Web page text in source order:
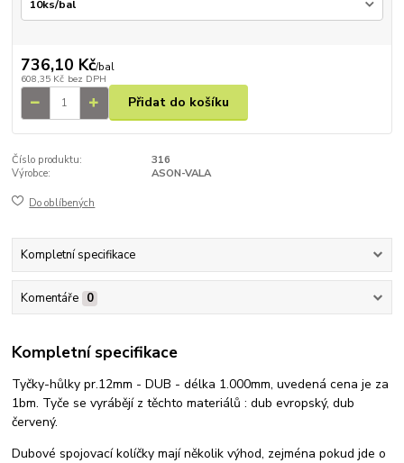
736,10 Kč/bal
608,35 Kč bez DPH
Přidat do košíku
Číslo produktu:
316
Výrobce:
ASON-VALA
Do oblíbených
Kompletní specifikace
Komentáře 0
Kompletní specifikace
Tyčky-hůlky pr.12mm - DUB - délka 1.000mm, uvedená cena je za
1bm. Tyče se vyrábějí z těchto materiálů : dub evropský, dub
červený.
Dubové spojovací kolíčky mají několik výhod, zejména pokud jde o